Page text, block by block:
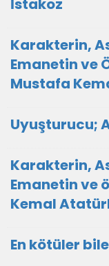
İstakoz
Karakterin,
Emanetin ve
Mustafa
Uyuşturucu;
Karakterin,
Emanetin ve
Kemal
En kötüler